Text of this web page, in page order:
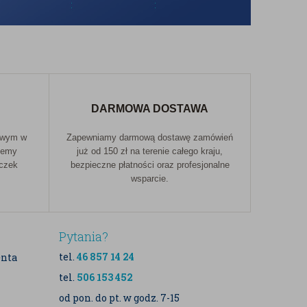
w
DARMOWA DOSTAWA
Zapewniamy darmową dostawę zamówień
już od 150 zł na terenie całego kraju,
bezpieczne płatności oraz profesjonalne
wsparcie.
Pytania?
tel. 46 857 14 24
tel. 506 153 452
od pon. do pt. w godz. 7-15